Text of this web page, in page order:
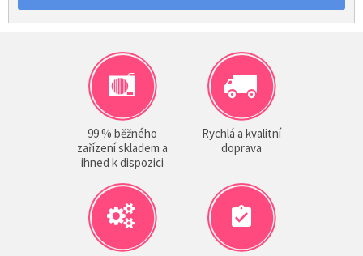
99 % běžného
zařízení skladem a
ihned k dispozici
Rychlá a kvalitní
doprava